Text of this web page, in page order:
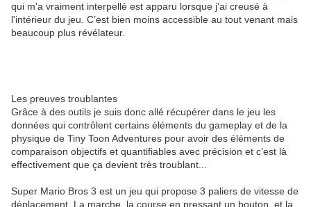
qui m'a vraiment interpellé est apparu lorsque j'ai creusé à
l'intérieur du jeu. C’est bien moins accessible au tout venant mais
beaucoup plus révélateur.
Les preuves troublantes
Grâce à des outils je suis donc allé récupérer dans le jeu les
données qui contrôlent certains éléments du gameplay et de la
physique de Tiny Toon Adventures pour avoir des éléments de
comparaison objectifs et quantifiables avec précision et c’est là
effectivement que ça devient très troublant...
Super Mario Bros 3 est un jeu qui propose 3 paliers de vitesse de
déplacement. La marche, la course en pressant un bouton, et la